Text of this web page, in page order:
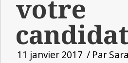
votre
11 janvier 2017 / Par